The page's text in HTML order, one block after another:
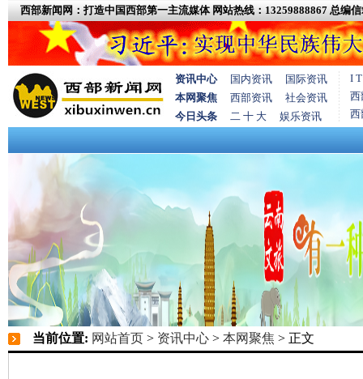
西部新闻网：打造中国西部第一主流媒体 网站热线：13259888867 总编信
资讯中心 国内资讯
国际资讯
本网聚焦
西部资讯
社会资讯
今日头条
二 十 大 娱乐资讯
I
西
西
当前位置: 网站首页 > 资讯中心 > 本网聚焦 > 正文